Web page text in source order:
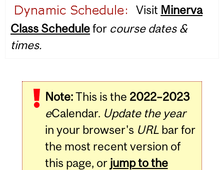
navigation
Visit Minerva
Class Schedulefor course dates &
times.
Note:This is the 2022–2023
eCalendar. Update the year
in your browser's URLbar for
the most recent version of
this page, or jump to the